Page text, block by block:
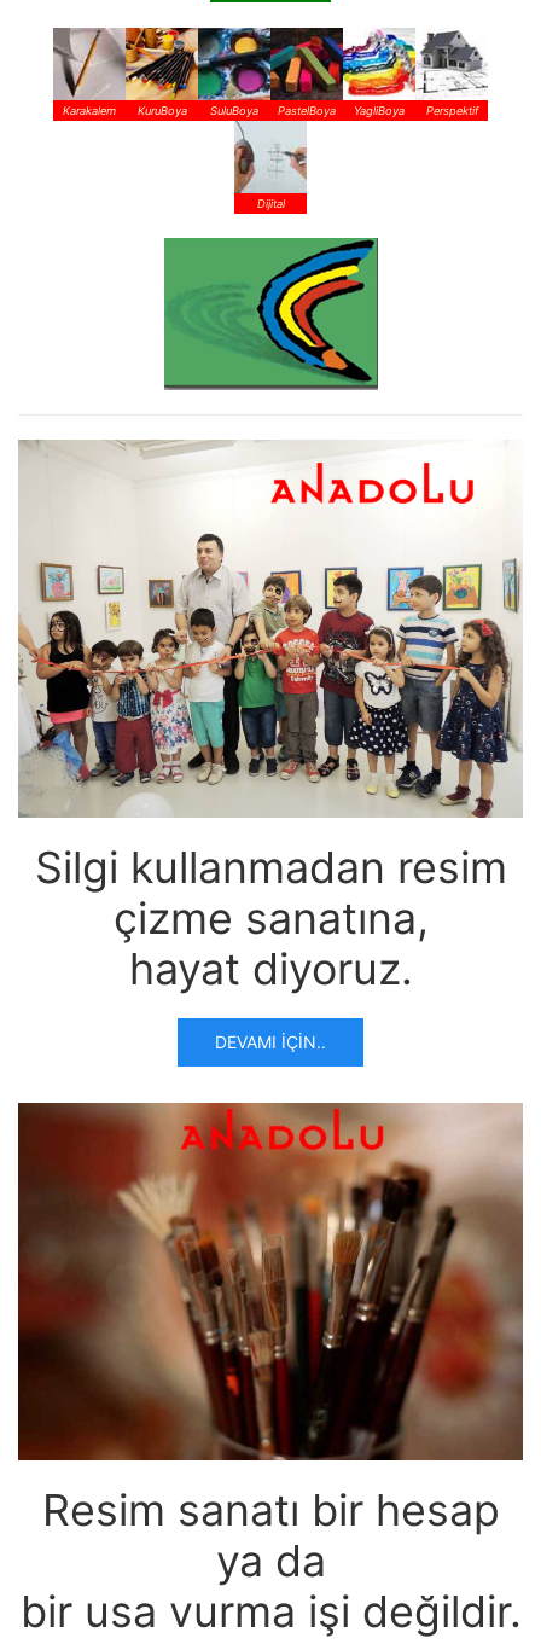
Karakalem KuruBoya SuluBoya PastelBoya YagliBoya Perspektif
Dijital
Silgi kullanmadan resim
çizme sanatına,
hayat diyoruz.
DEVAMI İÇIN..
Resim sanatı bir hesap
ya da
bir usa vurma işi değildir.